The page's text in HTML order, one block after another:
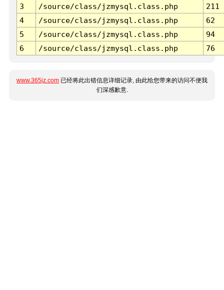
3 /source/class/jzmysql.class.php
211
4
/source/class/jzmysql.class.php
62
5
/source/class/jzmysql.class.php
94
6
/source/class/jzmysql.class.php 76
www.365jz.com 已经将此出错信息详细记录, 由此给您带来的访问不便我
们深感歉意.